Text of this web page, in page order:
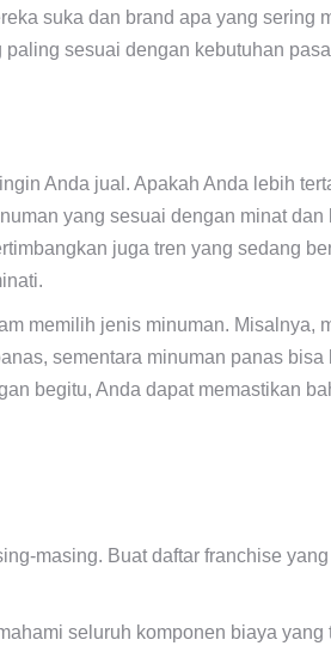
suka dan brand apa yang sering
sesuai dengan kebutuhan
Anda jual. Apakah Anda lebih
yang sesuai dengan minat dan
juga tren yang sedang
memilih jenis minuman. Misalnya,
sementara minuman panas bisa
begitu, Anda dapat memastikan
masing. Buat daftar franchise
seluruh komponen biaya yang